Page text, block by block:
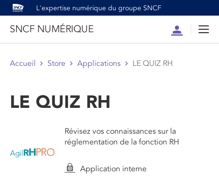
L'expertise numérique du groupe SNCF
SNCF NUMÉRIQUE
Compte
Accueil Store Applications LE QUIZ RH
LE QUIZ RH
Révisez vos connaissances sur la
réglementation de la fonction RH
Application interne